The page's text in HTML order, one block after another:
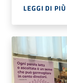
LEGGI DI PIÙ